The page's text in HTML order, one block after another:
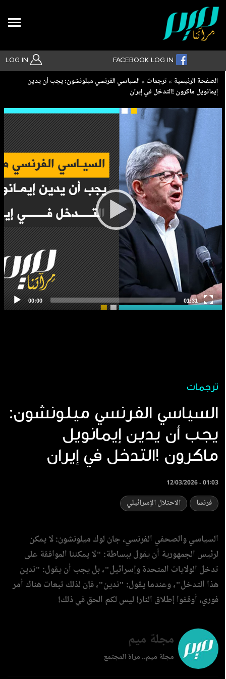
LOG IN FACEBOOK LOG IN
بحث متقدم
Breadcrumb
الصفحة الرئيسية ترجمات
السياسي الفرنسي ميلونشون: يجب أن يدين
إيمانويل ماكرون !التدخل في إيران
ترجمات
السياسي الفرنسي ميلونشون:
يجب أن يدين إيمانويل
ماكرون !التدخل في إيران
12/03/2026 - 01:03
فرنسا الاحتلال الإسرائيلي
السياسي والصحفي الفرنسي، جان لوك ميلونشون: لا يمكن
لرئيس الجمهورية أن يقول ببساطة: "لا يمكننا الموافقة على
تدخل الولايات المتحدة وإسرائيل"، بل يجب أن يقول: "ندين
هذا التدخل"، وعندما يقول: "ندين"، فإن لذلك تبعات هناك أمر
فوري، أوقفوا إطلاق النار! ليس لكم الحق في ذلك!
مجلة ميم
مجلة ميم.. مرآة المجتمع